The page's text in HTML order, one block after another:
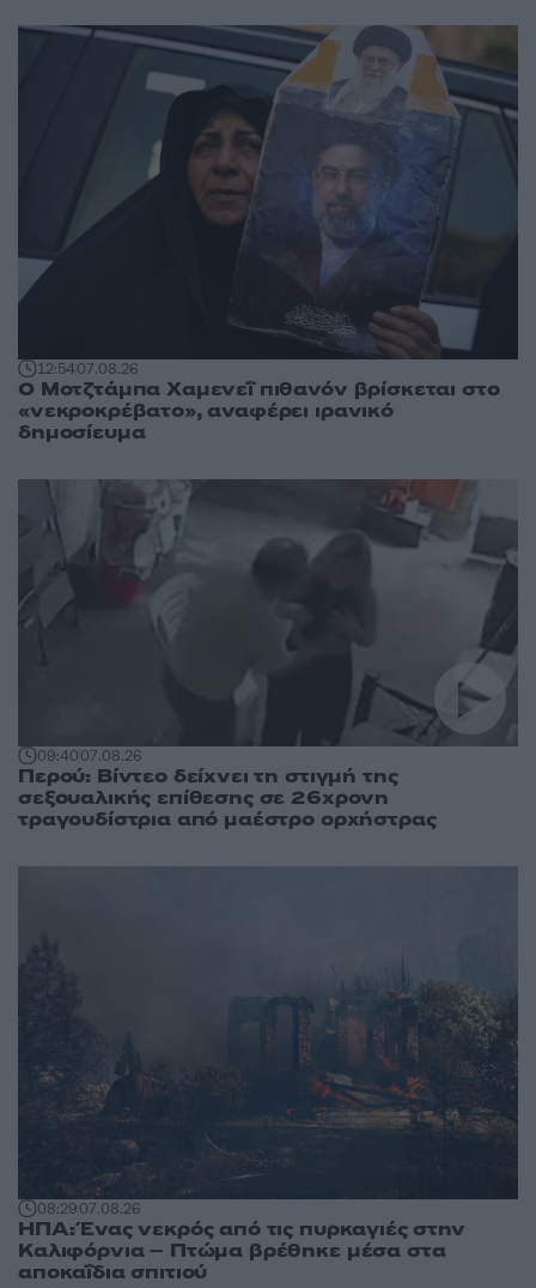
12:5407.08.26
Ο Μοτζτάμπα Χαμενεΐ πιθανόν βρίσκεται στο
«νεκροκρέβατο», αναφέρει ιρανικό
δημοσίευμα
09:4007.08.26
Περού: Βίντεο δείχνει τη στιγμή της
σεξουαλικής επίθεσης σε 26χρονη
τραγουδίστρια από μαέστρο ορχήστρας
08:2907.08.26
ΗΠΑ: Ένας νεκρός από τις πυρκαγιές στην
Καλιφόρνια – Πτώμα βρέθηκε μέσα στα
αποκαΐδια σπιτιού